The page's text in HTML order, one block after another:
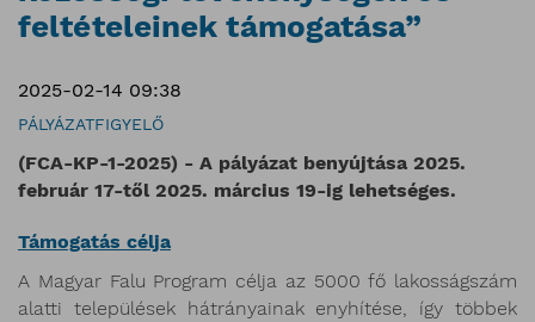
feltételeinek támogatása”
2025-02-14 09:38
PÁLYÁZATFIGYELŐ
(FCA-KP-1-2025) - A pályázat benyújtása 2025.
február 17-től 2025. március 19-ig lehetséges.
Támogatás célja
A Magyar Falu Program célja az 5000 fő lakosságszám
alatti települések hátrányainak enyhítése, így többek